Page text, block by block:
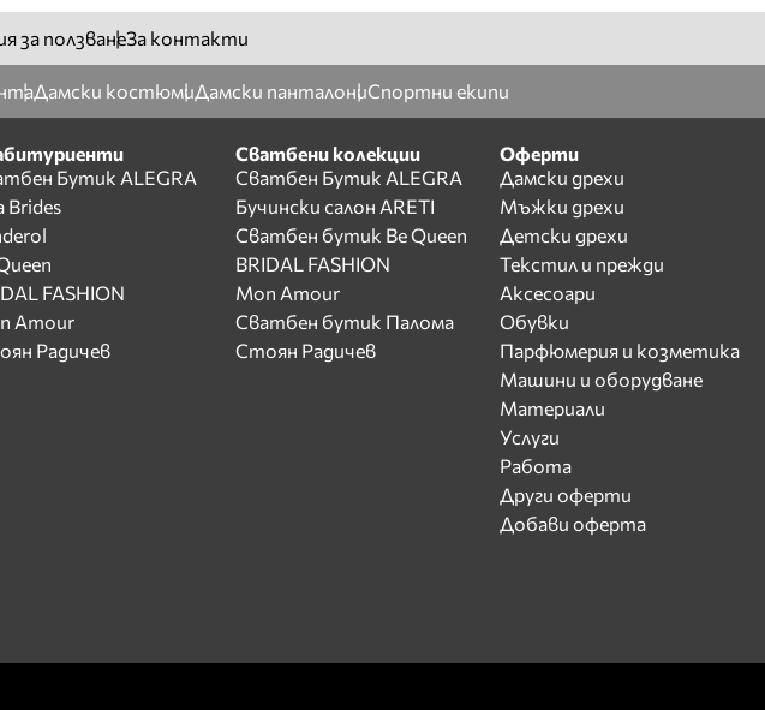
за ползванеЗа контакти
Дамски костюмиДамски панталониСпортни екипи
Бутик ALEGRA
Brides
FASHION
Amour
Радичев
Сватбени колекции
Сватбен Бутик ALEGRA
Бучински салон ARETI
Сватбен бутик Be Queen
BRIDAL FASHION
Mon Amour
Сватбен бутик Палома
Стоян Радичев
Оферти
Дамски дрехи
Мъжки дрехи
Детски дрехи
Текстил и прежди
Аксесоари
Обувки
Парфюмерия и козметика
Машини и оборудване
Материали
Услуги
Работа
Други оферти
Добави оферта